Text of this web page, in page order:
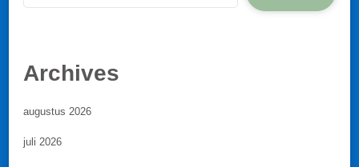
Archives
augustus 2026
juli 2026